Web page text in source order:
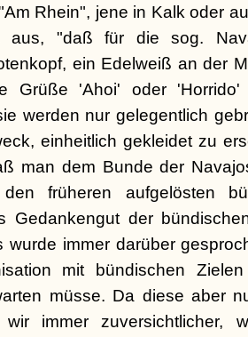
Rhein", jene in Kalk oder
aus, "daß für die sog.
ein Edelweiß an der
Grüße 'Ahoi' oder
werden nur gelegentlich
einheitlich gekleidet zu
man dem Bunde der
früheren aufgelösten
Gedankengut der
wurde immer darüber
mit bündischen
müsse. Da diese aber
wir immer zuversichtlicher,